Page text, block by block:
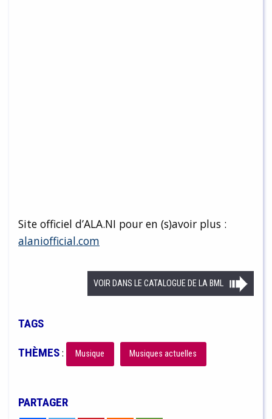
Site officiel d’ALA.NI pour en (s)avoir plus :
alaniofficial.com
VOIR DANS LE CATALOGUE DE LA BML
TAGS
THÈMES: Musique Musiques actuelles
PARTAGER